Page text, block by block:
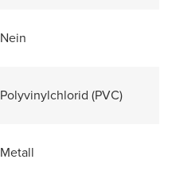
Nein
Polyvinylchlorid (PVC)
Metall